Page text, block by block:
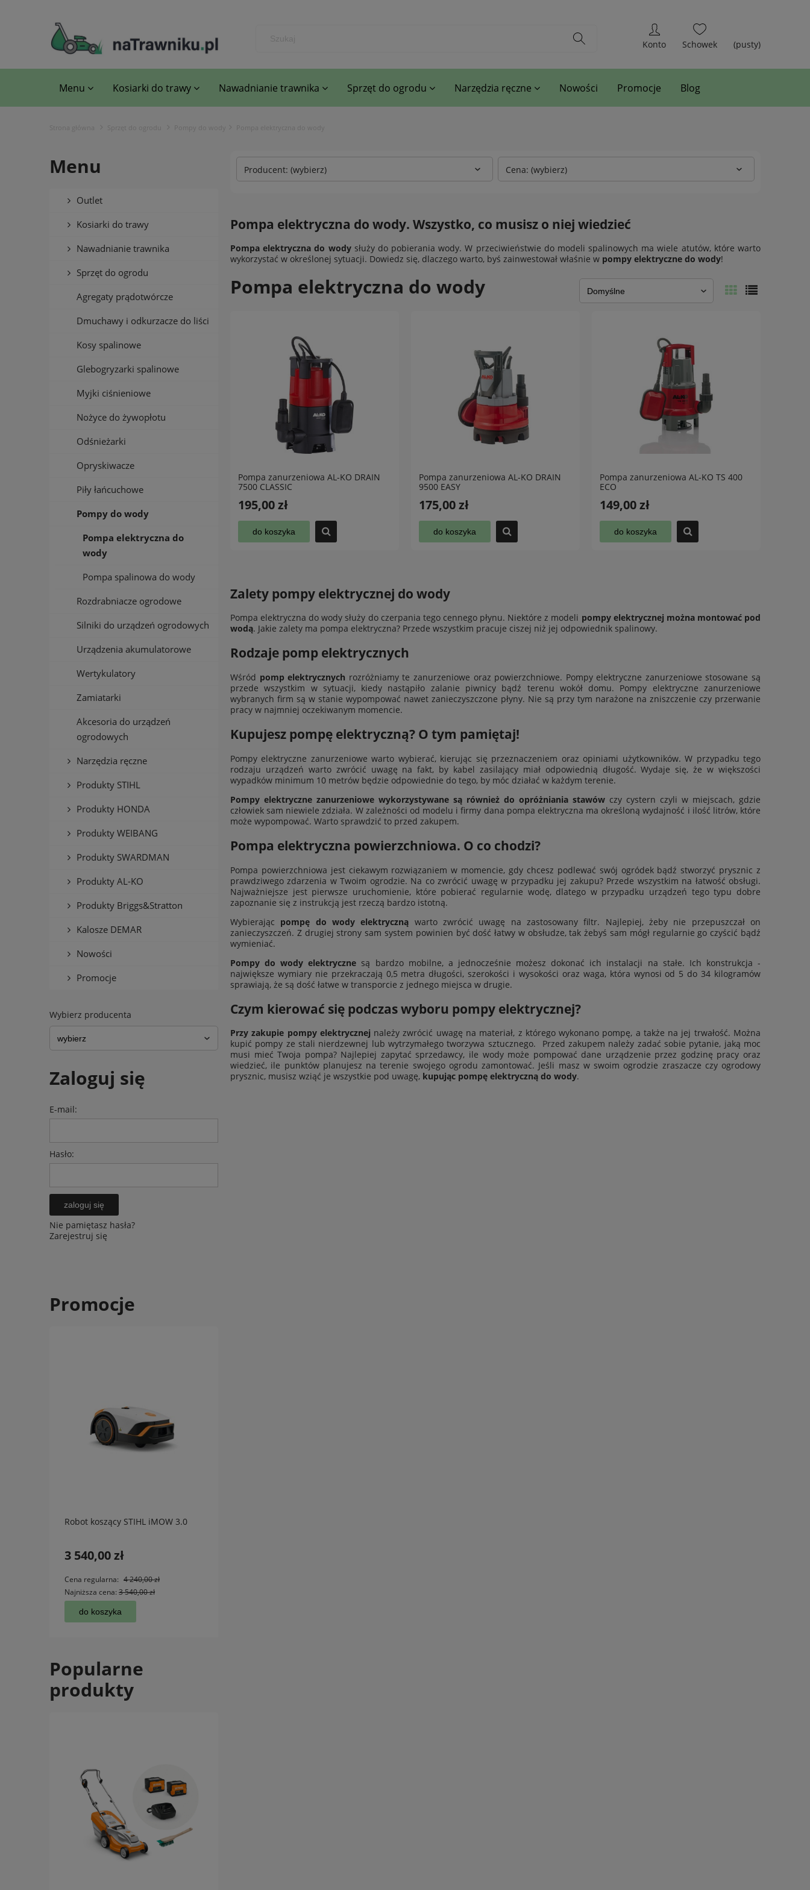
(pusty)
Menu Kosiarki do trawy Nawadnianie trawnika Sprzęt do ogrodu Narzędzia ręczne Nowości Promocje Blog
Strona główna Sprzęt do ogrodu Pompy do wody Pompa elektryczna do wody
Menu
Outlet
Kosiarki do trawy
Nawadnianie trawnika
Sprzęt do ogrodu
Agregaty prądotwórcze
Dmuchawy i odkurzacze do liści
Kosy spalinowe
Glebogryzarki spalinowe
Myjki ciśnieniowe
Nożyce do żywopłotu
Odśnieżarki
Opryskiwacze
Piły łańcuchowe
Pompy do wody
Pompa elektryczna do
wody
Pompa spalinowa do wody
Rozdrabniacze ogrodowe
Silniki do urządzeń ogrodowych
Urządzenia akumulatorowe
Wertykulatory
Zamiatarki
Akcesoria do urządzeń
ogrodowych
Narzędzia ręczne
Produkty STIHL
Produkty HONDA
Produkty WEIBANG
Produkty SWARDMAN
Produkty AL-KO
Produkty Briggs&Stratton
Kalosze DEMAR
Nowości
Promocje
Wybierz producenta
Zaloguj się
E-mail:
Hasło:
zaloguj się
Nie pamiętasz hasła?
Zarejestruj się
Promocje
Robot koszący STIHL iMOW 3.0
3 540,00 zł
Cena regularna: 4 240,00 zł
Najniższa cena: 3 540,00 zł
do koszyka
Popularne
produkty
Producent: (wybierz) Cena: (wybierz)
Pompa elektryczna do wody. Wszystko, co musisz o niej wiedzieć
Pompa elektryczna do wody służy do pobierania wody. W przeciwieństwie do modeli spalinowych ma wiele atutów, które warto
wykorzystać w określonej sytuacji. Dowiedz się, dlaczego warto, byś zainwestował właśnie w pompy elektryczne do wody!
Pompa elektryczna do wody
Pompa zanurzeniowa AL-KO DRAIN
7500 CLASSIC
195,00 zł
do koszyka
Pompa zanurzeniowa AL-KO DRAIN
9500 EASY
175,00 zł
do koszyka
Pompa zanurzeniowa AL-KO TS 400
ECO
149,00 zł
do koszyka
Zalety pompy elektrycznej do wody
Pompa elektryczna do wody służy do czerpania tego cennego płynu. Niektóre z modeli pompy elektrycznej można montować pod
wodą. Jakie zalety ma pompa elektryczna? Przede wszystkim pracuje ciszej niż jej odpowiednik spalinowy.
Rodzaje pomp elektrycznych
Wśród pomp elektrycznych rozróżniamy te zanurzeniowe oraz powierzchniowe. Pompy elektryczne zanurzeniowe stosowane są
przede wszystkim w sytuacji, kiedy nastąpiło zalanie piwnicy bądź terenu wokół domu. Pompy elektryczne zanurzeniowe
wybranych firm są w stanie wypompować nawet zanieczyszczone płyny. Nie są przy tym narażone na zniszczenie czy przerwanie
pracy w najmniej oczekiwanym momencie.
Kupujesz pompę elektryczną? O tym pamiętaj!
Pompy elektryczne zanurzeniowe warto wybierać, kierując się przeznaczeniem oraz opiniami użytkowników. W przypadku tego
rodzaju urządzeń warto zwrócić uwagę na fakt, by kabel zasilający miał odpowiednią długość. Wydaje się, że w większości
wypadków minimum 10 metrów będzie odpowiednie do tego, by móc działać w każdym terenie.
Pompy elektryczne zanurzeniowe wykorzystywane są również do opróżniania stawów czy cystern czyli w miejscach, gdzie
człowiek sam niewiele zdziała. W zależności od modelu i firmy dana pompa elektryczna ma określoną wydajność i ilość litrów, które
może wypompować. Warto sprawdzić to przed zakupem.
Pompa elektryczna powierzchniowa. O co chodzi?
Pompa powierzchniowa jest ciekawym rozwiązaniem w momencie, gdy chcesz podlewać swój ogródek bądź stworzyć prysznic z
prawdziwego zdarzenia w Twoim ogrodzie. Na co zwrócić uwagę w przypadku jej zakupu? Przede wszystkim na łatwość obsługi.
Najważniejsze jest pierwsze uruchomienie, które pobierać regularnie wodę, dlatego w przypadku urządzeń tego typu dobre
zapoznanie się z instrukcją jest rzeczą bardzo istotną.
Wybierając pompę do wody elektryczną warto zwrócić uwagę na zastosowany filtr. Najlepiej, żeby nie przepuszczał on
zanieczyszczeń. Z drugiej strony sam system powinien być dość łatwy w obsłudze, tak żebyś sam mógł regularnie go czyścić bądź
wymieniać.
Pompy do wody elektryczne są bardzo mobilne, a jednocześnie możesz dokonać ich instalacji na stałe. Ich konstrukcja -
największe wymiary nie przekraczają 0,5 metra długości, szerokości i wysokości oraz waga, która wynosi od 5 do 34 kilogramów
sprawiają, że są dość łatwe w transporcie z jednego miejsca w drugie.
Czym kierować się podczas wyboru pompy elektrycznej?
Przy zakupie pompy elektrycznej należy zwrócić uwagę na materiał, z którego wykonano pompę, a także na jej trwałość. Można
kupić pompy ze stali nierdzewnej lub wytrzymałego tworzywa sztucznego. Przed zakupem należy zadać sobie pytanie, jaką moc
musi mieć Twoja pompa? Najlepiej zapytać sprzedawcy, ile wody może pompować dane urządzenie przez godzinę pracy oraz
wiedzieć, ile punktów planujesz na terenie swojego ogrodu zamontować. Jeśli masz w swoim ogrodzie zraszacze czy ogrodowy
prysznic, musisz wziąć je wszystkie pod uwagę, kupując pompę elektryczną do wody.